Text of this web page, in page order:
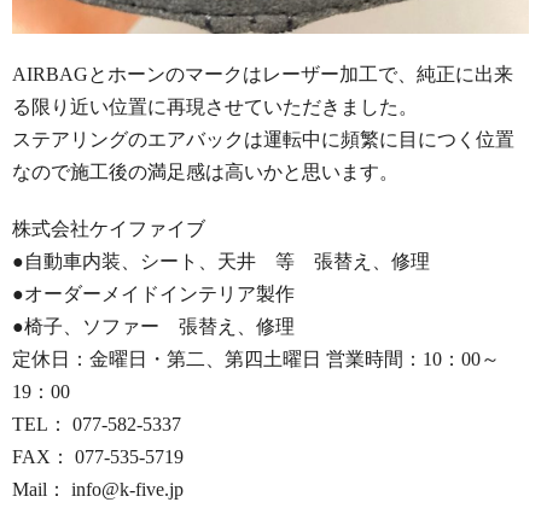
AIRBAGとホーンのマークはレーザー加工で、純正に出来
る限り近い位置に再現させていただきました。
ステアリングのエアバックは運転中に頻繁に目につく位置
なので施工後の満足感は高いかと思います。
株式会社ケイファイブ
●自動車内装、シート、天井 等 張替え、修理
●オーダーメイドインテリア製作
●椅子、ソファー 張替え、修理
定休日：金曜日・第二、第四土曜日 営業時間：10：00～
19：00
TEL： 077-582-5337
FAX： 077-535-5719
Mail： info@k-five.jp